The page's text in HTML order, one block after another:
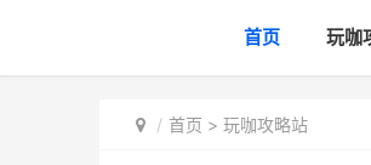
首页 玩咖
首页 > 玩咖攻略站